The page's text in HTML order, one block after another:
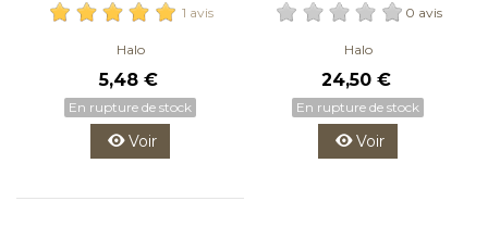
10 ml
1 avis
Halo
5,48 €
En rupture de stock
Voir
Halo
0 avis
Halo
24,50 €
En rupture de stock
Voir